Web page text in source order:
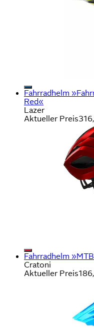
Fahrradhelm
Red«
Lazer
Aktueller Preis
Fahrradhelm
Cratoni
Aktueller Preis